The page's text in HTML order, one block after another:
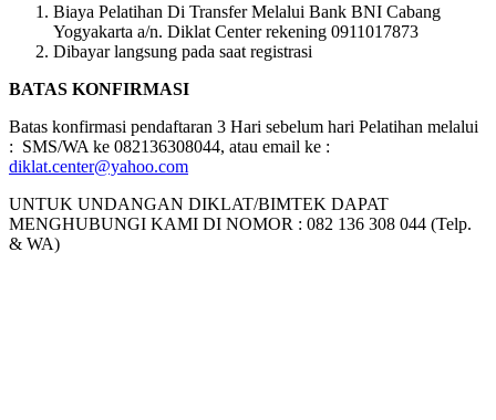
Biaya Pelatihan Di Transfer Melalui Bank BNI Cabang
Yogyakarta a/n. Diklat Center rekening 0911017873
Dibayar langsung pada saat registrasi
BATAS KONFIRMASI
Batas konfirmasi pendaftaran 3 Hari sebelum hari Pelatihan melalui
: SMS/WA ke 082136308044, atau email ke :
diklat.center@yahoo.com
UNTUK UNDANGAN DIKLAT/BIMTEK DAPAT
MENGHUBUNGI KAMI DI NOMOR : 082 136 308 044 (Telp.
& WA)